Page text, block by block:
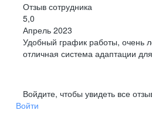
Отзыв сотрудника
5,0
Апрель 2023
Удобный график работы, очень
отличная система адаптации
Войдите, чтобы увидеть все
Войти